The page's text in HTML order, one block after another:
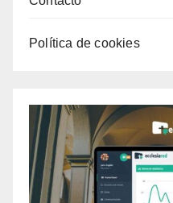
Política de cookies